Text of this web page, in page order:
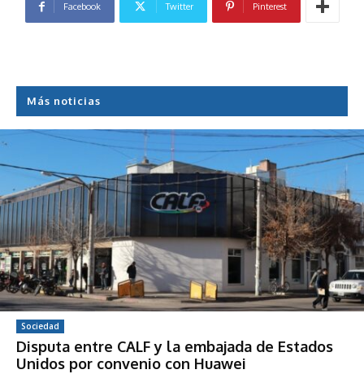
Facebook Twitter Pinterest
Más noticias
Sociedad
Disputa entre CALF y la embajada de Estados
Unidos por convenio con Huawei